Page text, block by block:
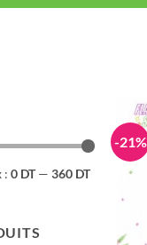
: 0 DT— 360 DT
-21%